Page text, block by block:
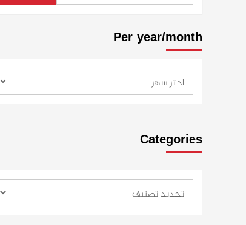
Per year/month
Categories